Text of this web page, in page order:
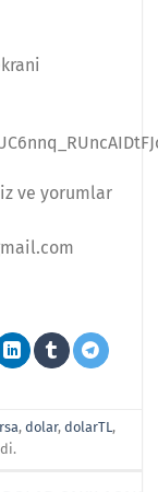
ve yorumlar
,dolar,dolarTL,